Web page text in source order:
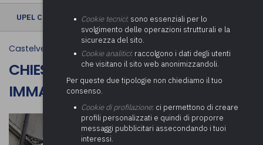
UPEL CULTURA › Chiesa di Maria Santissima Immacolata | Nasca
Castelveccana
CHIESA DI MARIA SANTISSIMA
IMMACOLATA | NASCA
Cookie tecnici: sono essenziali per lo
svolgimento delle operazioni strutturali e la
sicurezza del sito.
Cookie analitici: raccolgono i dati degli utenti
che visitano il sito web anonimizzandoli.
Per queste due tipologie non chiediamo il tuo
consenso.
Cookie di profilazione: ci permettono di creare
profili personalizzati e quindi di proporre
messaggi pubblicitari assecondando i tuoi
interessi.